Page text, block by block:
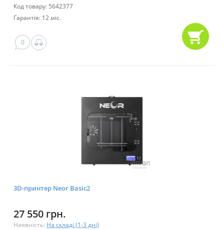
Код товару: 5642377
Гарантія: 12 міс.
0
3D-принтер Neor Basic2
27 550 грн.
Наявність: На складі (1-3 дні)